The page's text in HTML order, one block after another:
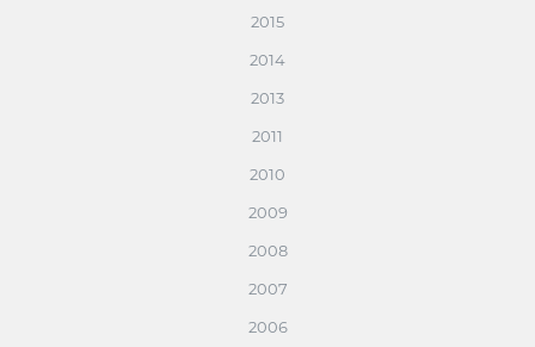
2015
2014
2013
2011
2010
2009
2008
2007
2006